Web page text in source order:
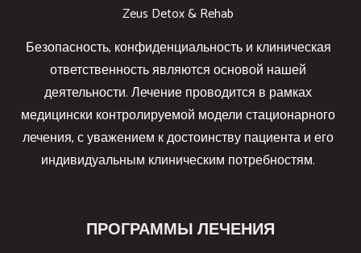
Zeus Detox & Rehab
Безопасность, конфиденциальность и клиническая
ответственность являются основой нашей
деятельности. Лечение проводится в рамках
медицински контролируемой модели стационарного
лечения, с уважением к достоинству пациента и его
индивидуальным клиническим потребностям.
ПРОГРАММЫ ЛЕЧЕНИЯ